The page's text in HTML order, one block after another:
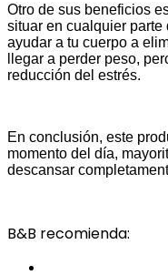
Otro de sus beneficios
situar en cualquier
ayudar a tu cuerpo a
llegar a perder peso,
reducción del estrés.
En conclusión, este
momento del día,
descansar
B&B recomienda: